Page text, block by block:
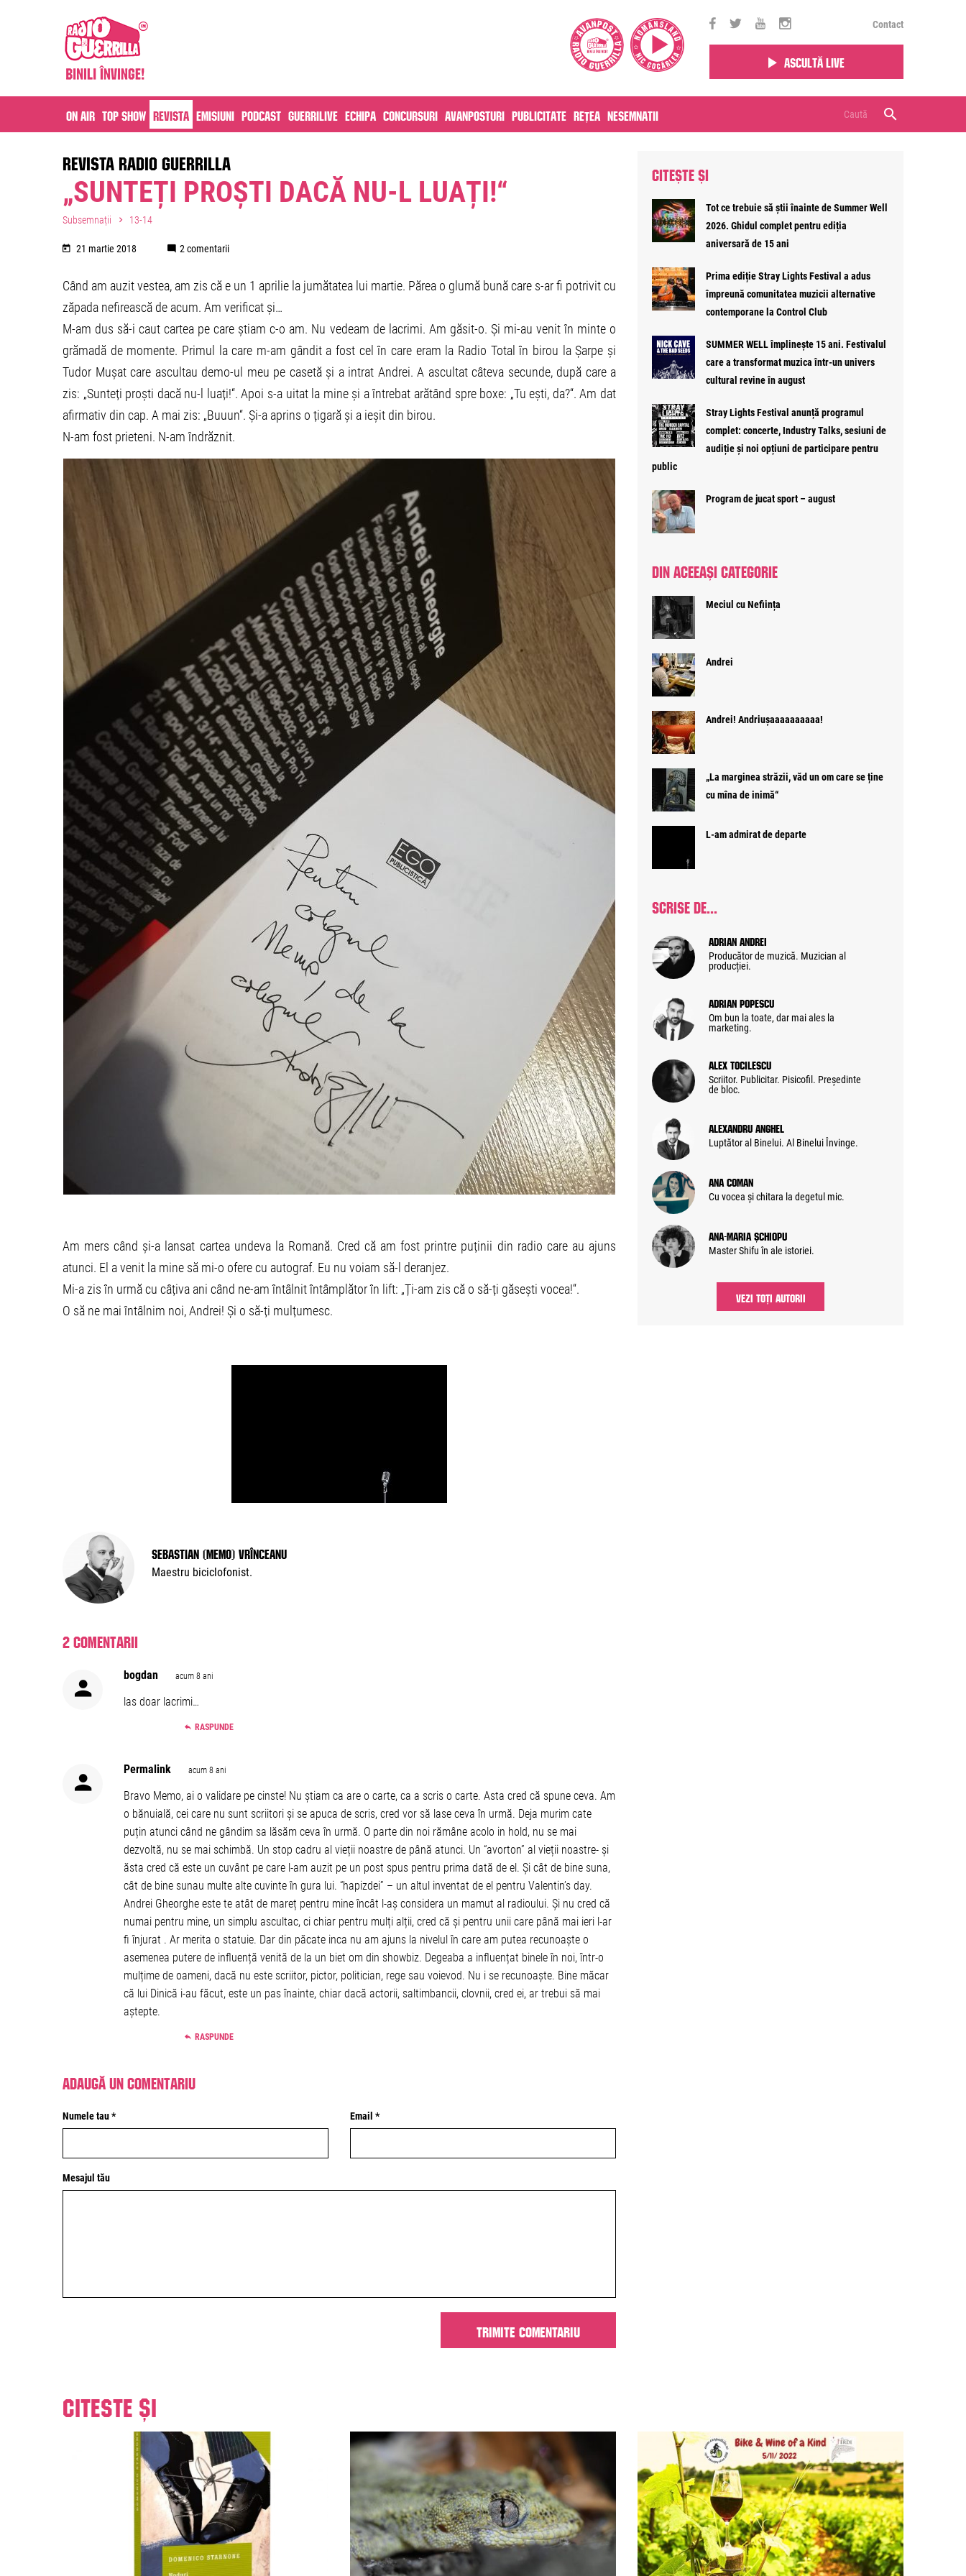
Contact
Ascultă live
On air Top Show Revista Emisiuni Podcast Guerrilive Echipa Concursuri Avanposturi Publicitate Rețea Nesemnatii
REVISTA RADIO GUERRILLA
„SUNTEȚI PROȘTI DACĂ NU-L LUAȚI!“
Subsemnații 13-14
21 martie 2018 2 comentarii
Când am auzit vestea, am zis că e un 1 aprilie la jumătatea lui martie. Părea o glumă bună care s-ar fi potrivit cu
zăpada nefirească de acum. Am verificat și…
M-am dus să-i caut cartea pe care știam c-o am. Nu vedeam de lacrimi. Am găsit-o. Și mi-au venit în minte o
grămadă de momente. Primul la care m-am gândit a fost cel în care eram la Radio Total în birou la Șarpe și
Tudor Mușat care ascultau demo-ul meu pe casetă și a intrat Andrei. A ascultat câteva secunde, după care a
zis: „Sunteți proști dacă nu-l luați!“. Apoi s-a uitat la mine și a întrebat arătând spre boxe: „Tu ești, da?“. Am dat
afirmativ din cap. A mai zis: „Buuun“. Și-a aprins o țigară și a ieșit din birou.
N-am fost prieteni. N-am îndrăznit.
Am mers când și-a lansat cartea undeva la Romană. Cred că am fost printre puținii din radio care au ajuns
atunci. El a venit la mine să mi-o ofere cu autograf. Eu nu voiam să-l deranjez.
Mi-a zis în urmă cu câțiva ani când ne-am întâlnit întâmplător în lift: „Ți-am zis că o să-ți găsești vocea!“.
O să ne mai întâlnim noi, Andrei! Și o să-ți mulțumesc.
Sebastian (Memo) Vrînceanu
Maestru biciclofonist.
2 comentarii
bogdan acum 8 ani
las doar lacrimi…
RASPUNDE
Permalink acum 8 ani
Bravo Memo, ai o validare pe cinste! Nu știam ca are o carte, ca a scris o carte. Asta cred că spune ceva. Am
o bănuială, cei care nu sunt scriitori și se apuca de scris, cred vor să lase ceva în urmă. Deja murim cate
puțin atunci când ne gândim sa lăsăm ceva în urmă. O parte din noi rămâne acolo in hold, nu se mai
dezvoltă, nu se mai schimbă. Un stop cadru al vieții noastre de până atunci. Un “avorton” al vieții noastre- și
ăsta cred că este un cuvânt pe care l-am auzit pe un post spus pentru prima dată de el. Și cât de bine suna,
cât de bine sunau multe alte cuvinte în gura lui. “hapizdei” – un altul inventat de el pentru Valentin’s day.
Andrei Gheorghe este te atât de mareț pentru mine încât l-aș considera un mamut al radioului. Și nu cred că
numai pentru mine, un simplu ascultac, ci chiar pentru mulți alții, cred că și pentru unii care până mai ieri l-ar
fi înjurat . Ar merita o statuie. Dar din păcate inca nu am ajuns la nivelul în care am putea recunoaște o
asemenea putere de influență venită de la un biet om din showbiz. Degeaba a influențat binele în noi, într-o
mulțime de oameni, dacă nu este scriitor, pictor, politician, rege sau voievod. Nu i se recunoaște. Bine măcar
că lui Dinică i-au făcut, este un pas înainte, chiar dacă actorii, saltimbancii, clovnii, cred ei, ar trebui să mai
aștepte.
RASPUNDE
Adaugă un comentariu
Numele tau * Email *
Mesajul tău
CITEȘTE ȘI
Tot ce trebuie să știi înainte de Summer Well
2026. Ghidul complet pentru ediția
aniversară de 15 ani
Prima ediție Stray Lights Festival a adus
împreună comunitatea muzicii alternative
contemporane la Control Club
SUMMER WELL împlinește 15 ani. Festivalul
care a transformat muzica într-un univers
cultural revine în august
Stray Lights Festival anunță programul
complet: concerte, Industry Talks, sesiuni de
audiție și noi opțiuni de participare pentru
public
Program de jucat sport – august
DIN ACEEAȘI CATEGORIE
Meciul cu Neființa
Andrei
Andrei! Andriușaaaaaaaaaa!
„La marginea străzii, văd un om care se ține
cu mîna de inimă“
L-am admirat de departe
SCRISE DE...
Adrian Andrei
Producător de muzică. Muzician al
producției.
Adrian Popescu
Om bun la toate, dar mai ales la
marketing.
Alex Tocilescu
Scriitor. Publicitar. Pisicofil. Președinte
de bloc.
Alexandru Anghel
Luptător al Binelui. Al Binelui Învinge.
Ana Coman
Cu vocea și chitara la degetul mic.
Ana-Maria Șchiopu
Master Shifu în ale istoriei.
VEZI TOȚI AUTORII
Citeste și